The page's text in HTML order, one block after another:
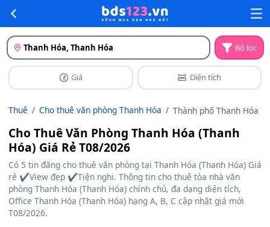
Thanh Hóa, Thanh Hóa Bộ lọc
Giá Diện tích
Thuê Cho thuê văn phòng Thanh Hóa Thành phố Thanh Hóa
Cho Thuê Văn Phòng Thanh Hóa (Thanh
Hóa) Giá Rẻ T08/2026
Có 5 tin đăng cho thuê văn phòng tại Thanh Hóa (Thanh Hóa) Giá
rẻ ✔️View đẹp ✔️Tiện nghi. Thông tin cho thuê tòa nhà văn
phòng Thanh Hóa (Thanh Hóa) chính chủ, đa dạng diện tích,
Office Thanh Hóa (Thanh Hóa) hạng A, B, C cập nhật giá mới
T08/2026.